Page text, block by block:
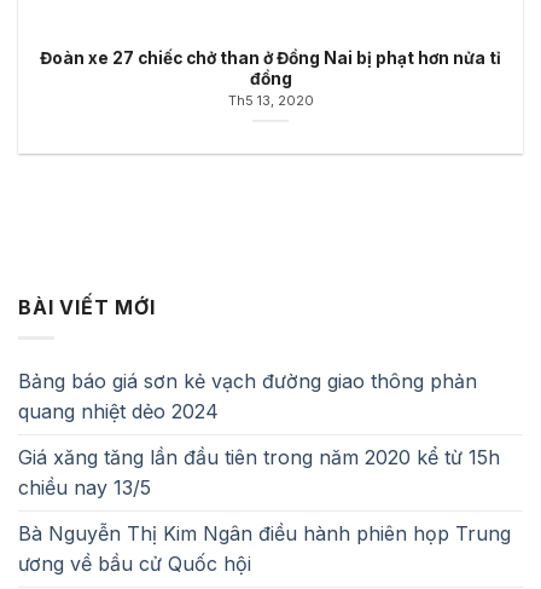
Đoàn xe 27 chiếc chở than ở Đồng Nai bị phạt hơn nửa tỉ
đồng
Th5 13, 2020
BÀI VIẾT MỚI
Bảng báo giá sơn kẻ vạch đường giao thông phản
quang nhiệt dẻo 2024
Giá xăng tăng lần đầu tiên trong năm 2020 kể từ 15h
chiều nay 13/5
Bà Nguyễn Thị Kim Ngân điều hành phiên họp Trung
ương về bầu cử Quốc hội